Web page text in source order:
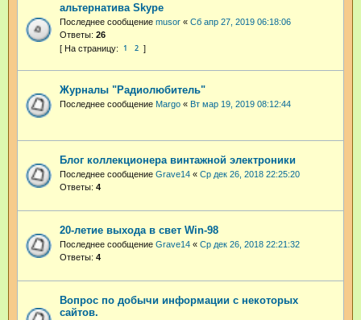
альтернатива Skype
Последнее сообщение musor « Сб апр 27, 2019 06:18:06
Ответы: 26
1 2
Журналы "Радиолюбитель"
Последнее сообщение Margo « Вт мар 19, 2019 08:12:44
Блог коллекционера винтажной электроники
Последнее сообщение Grave14 « Ср дек 26, 2018 22:25:20
Ответы: 4
20-летие выхода в свет Win-98
Последнее сообщение Grave14 « Ср дек 26, 2018 22:21:32
Ответы: 4
Вопрос по добычи информации с некоторых
сайтов.